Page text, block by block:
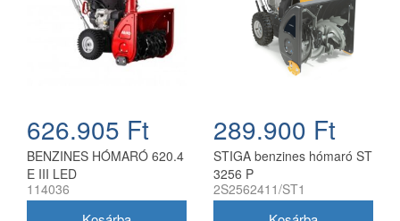
626.905 Ft
BENZINES HÓMARÓ 620.4
E III LED
114036
289.900 Ft
STIGA benzines hómaró ST
3256 P
2S2562411/ST1